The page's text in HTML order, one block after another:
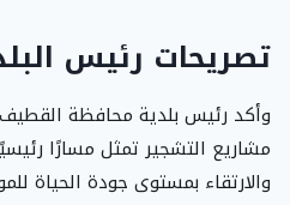
تصريحات رئيس
وأكد رئيس بلدية محافظة
مشاريع التشجير تمثل مسارًا
والارتقاء بمستوى جودة الحياة